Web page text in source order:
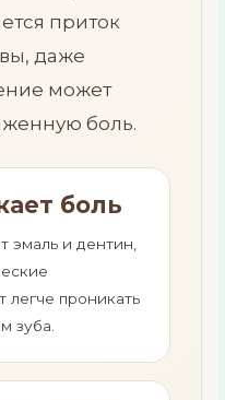
приток
даже
может
боль.
боль
эмаль и дентин,
легче проникать
зуба.